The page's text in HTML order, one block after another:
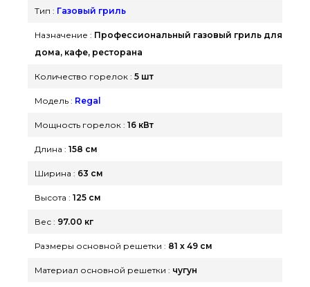
337-275 и мы поможем найти клиентам городов:
Тип : Газовый гриль
Назначение : Профессиональный газовый гриль для
дома, кафе, ресторана
Количество горелок : 5 шт
Модель : Regal
Мощность горелок : 16 кВт
Длина : 158 см
Ширина : 63 см
Высота : 125 см
Вес : 97.00 кг
Размеры основной решетки : 81 х 49 см
Материал основной решетки : чугун